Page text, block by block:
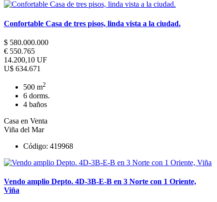
Confortable Casa de tres pisos, linda vista a la ciudad.
$ 580.000.000
€ 550.765
14.200,10 UF
U$ 634.671
500 m2
6 dorms.
4 baños
Casa en Venta
Viña del Mar
Código: 419968
Vendo amplio Depto. 4D-3B-E-B en 3 Norte con 1 Oriente,
Viña